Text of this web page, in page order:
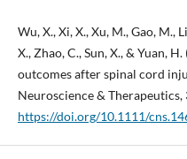
Wu, X., Xi, X., Xu, M., Gao, M.,
X., Zhao, C., Sun, X., & Yuan,
outcomes after spinal cord
Neuroscience & Therapeutics,
https://doi.org/10.1111/